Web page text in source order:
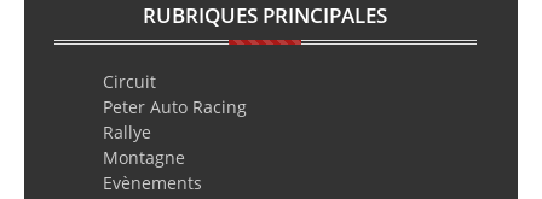
RUBRIQUES PRINCIPALES
Circuit
Peter Auto Racing
Rallye
Montagne
Evènements